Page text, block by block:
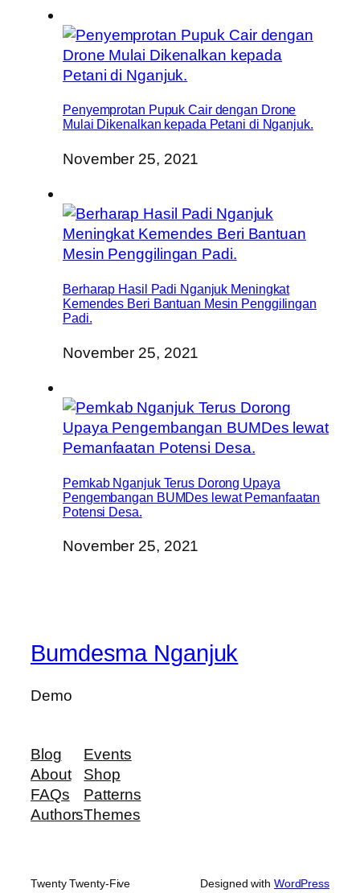
Penyemprotan Pupuk Cair dengan Drone
Mulai Dikenalkan kepada Petani di Nganjuk.
November 25, 2021
Berharap Hasil Padi Nganjuk Meningkat
Kemendes Beri Bantuan Mesin Penggilingan
Padi.
November 25, 2021
Pemkab Nganjuk Terus Dorong Upaya
Pengembangan BUMDes lewat Pemanfaatan
Potensi Desa.
November 25, 2021
Bumdesma Nganjuk
Demo
Blog
About
FAQs
Authors
Events
Shop
Patterns
Themes
Twenty Twenty-Five Designed with WordPress